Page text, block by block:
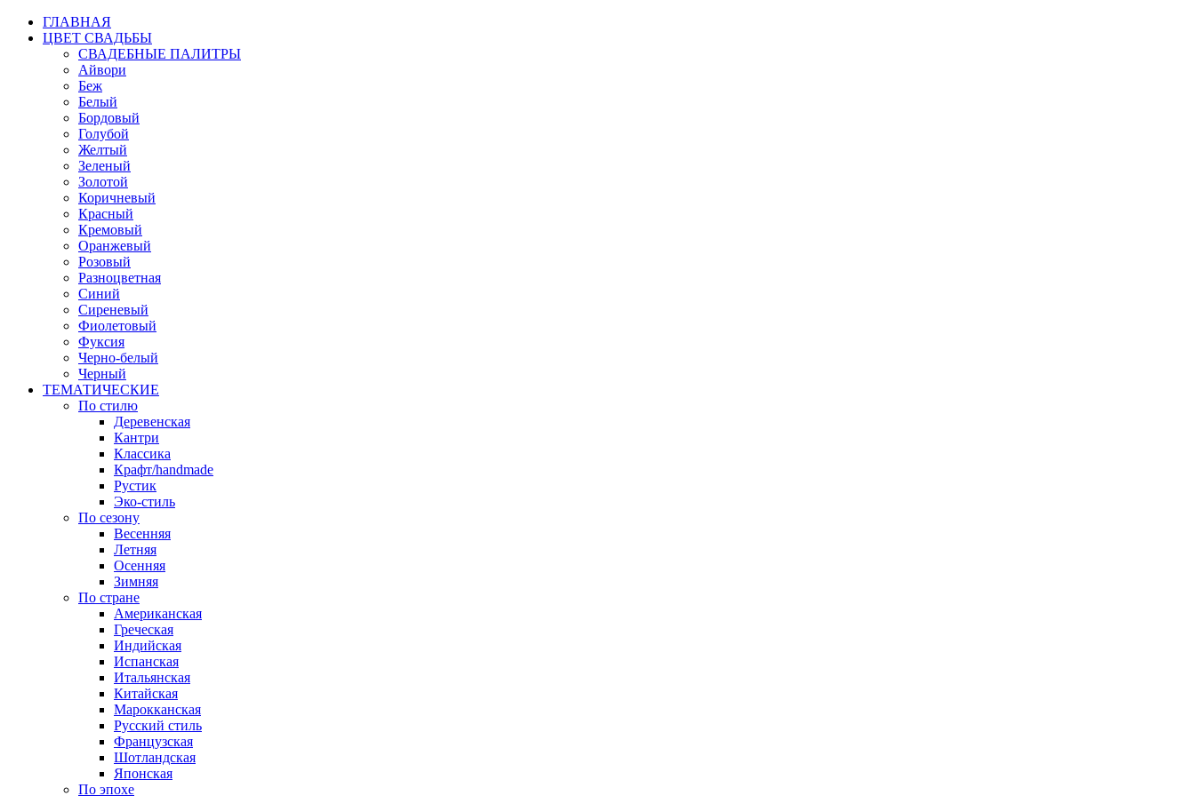
ГЛАВНАЯ
ЦВЕТ СВАДЬБЫ
СВАДЕБНЫЕ ПАЛИТРЫ
Айвори
Беж
Белый
Бордовый
Голубой
Желтый
Зеленый
Золотой
Коричневый
Красный
Кремовый
Оранжевый
Розовый
Разноцветная
Синий
Сиреневый
Фиолетовый
Фуксия
Черно-белый
Черный
ТЕМАТИЧЕСКИЕ
По стилю
Деревенская
Кантри
Классика
Крафт/handmade
Рустик
Эко-стиль
По сезону
Весенняя
Летняя
Осенняя
Зимняя
По стране
Американская
Греческая
Индийская
Испанская
Итальянская
Китайская
Марокканская
Русский стиль
Французская
Шотландская
Японская
По эпохе